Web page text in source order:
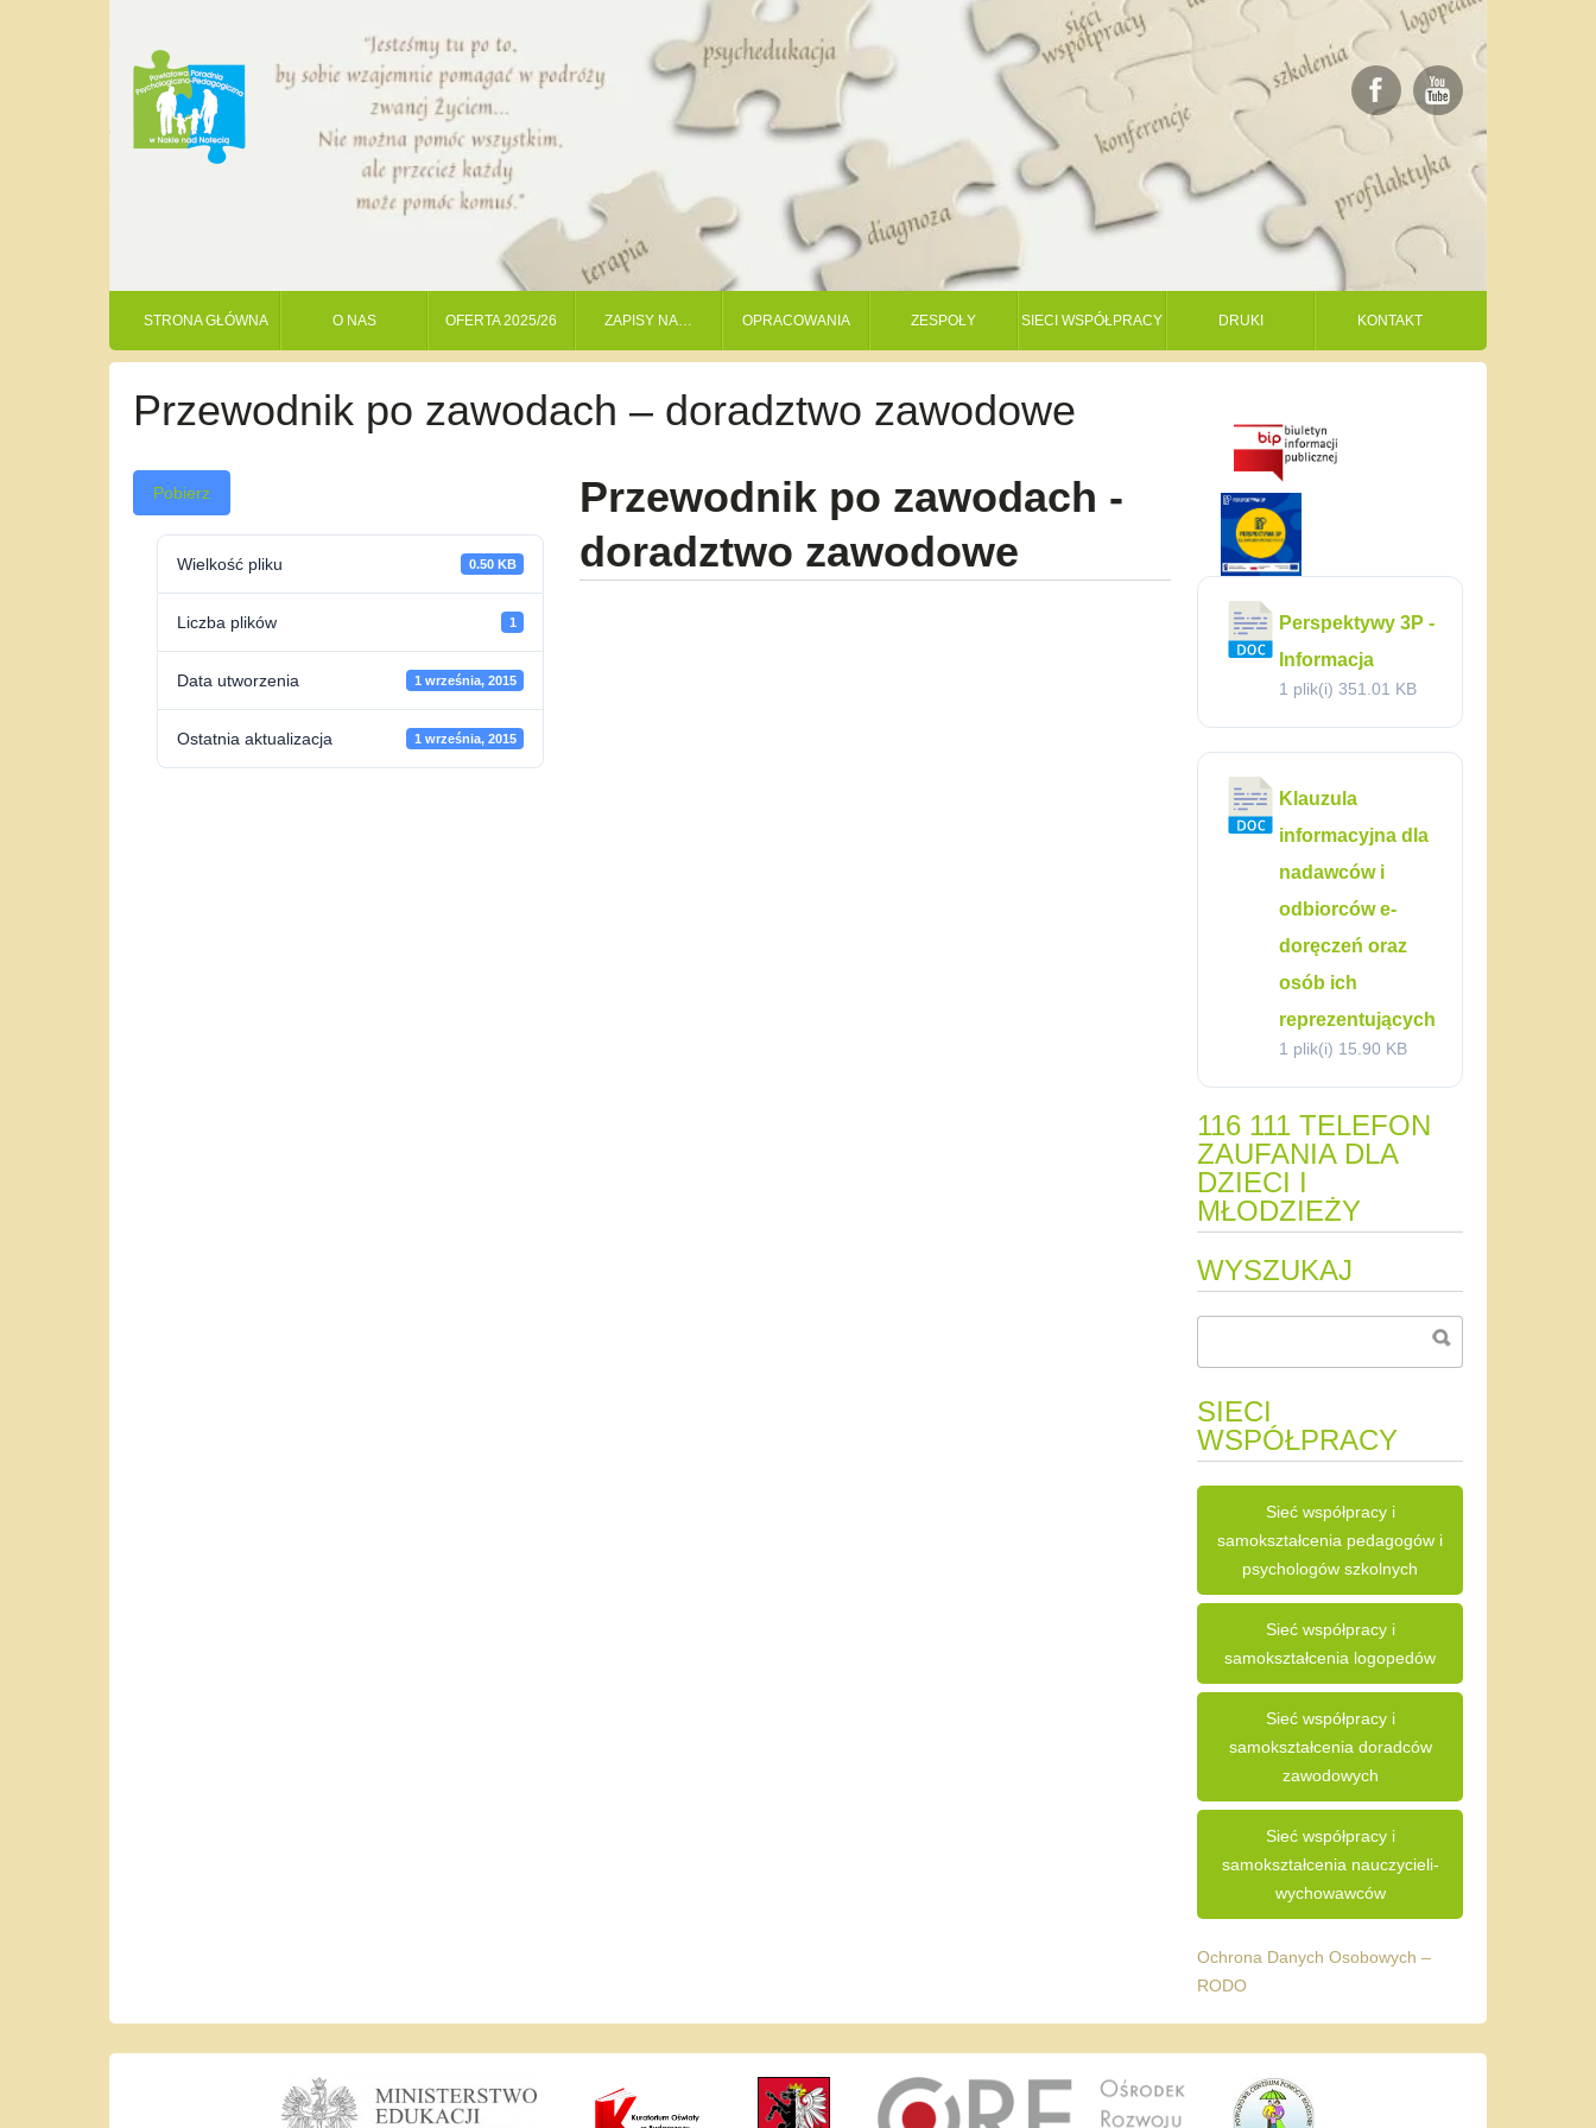
STRONA GŁÓWNA O NAS OFERTA 2025/26 ZAPISY NA… OPRACOWANIA ZESPOŁY SIECI WSPÓŁPRACY DRUKI KONTAKT
Przewodnik po zawodach – doradztwo zawodowe
Pobierz
Wielkość pliku 0.50 KB
Liczba plików 1
Data utworzenia 1 września, 2015
Ostatnia aktualizacja 1 września, 2015
Przewodnik po zawodach -
doradztwo zawodowe
Perspektywy 3P -
Informacja
1 plik(i) 351.01 KB
Klauzula
informacyjna dla
nadawców i
odbiorców e-
doręczeń oraz
osób ich
reprezentujących
1 plik(i) 15.90 KB
116 111 TELEFON
ZAUFANIA DLA
DZIECI I
MŁODZIEŻY
WYSZUKAJ
SIECI
WSPÓŁPRACY
Sieć współpracy i
samokształcenia pedagogów i
psychologów szkolnych
Sieć współpracy i
samokształcenia logopedów
Sieć współpracy i
samokształcenia doradców
zawodowych
Sieć współpracy i
samokształcenia nauczycieli-
wychowawców
Ochrona Danych Osobowych –
RODO